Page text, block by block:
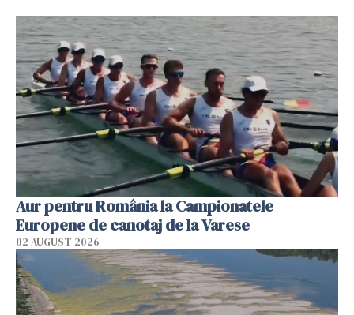
Aur pentru România la Campionatele
Europene de canotaj de la Varese
02 AUGUST 2026